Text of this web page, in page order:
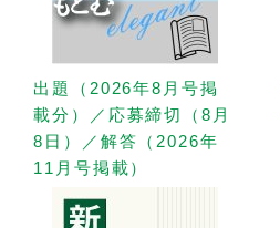
出題（2026年8月号掲
載分）／応募締切（8月
8日）／解答（2026年
11月号掲載）